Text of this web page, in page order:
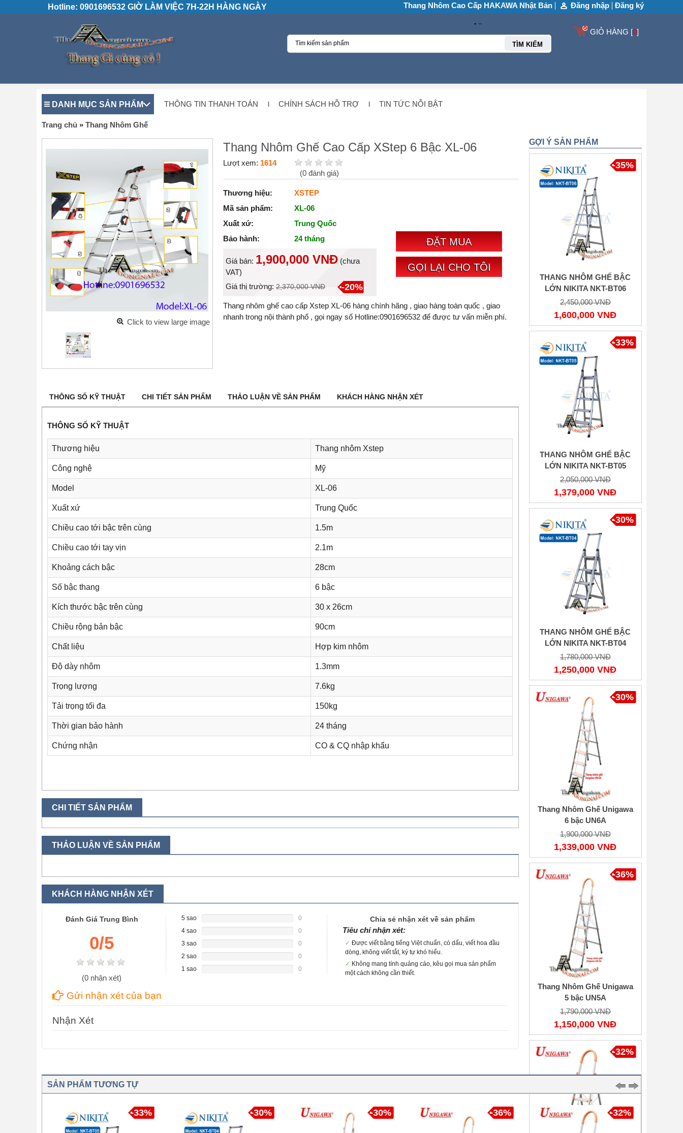
Hotline: 0901696532 GIỜ LÀM VIỆC 7H-22H HÀNG NGÀY Thang Nhôm Cao Cấp HAKAWA Nhật Bản Đăng nhập Đăng ký
GIỎ HÀNG [0]
TÌM KIẾM
DANH MỤC SẢN PHẨM THÔNG TIN THANH TOÁN CHÍNH SÁCH HỖ TRỢ TIN TỨC NỖI BẬT
Trang chủ » Thang Nhôm Ghế
Click to view large image
Thang Nhôm Ghế Cao Cấp XStep 6 Bậc XL-06
Lượt xem: 1614
(0 đánh giá)
Thương hiệu:
XSTEP
Mã sản phẩm:
XL-06
Xuất xứ:
Trung Quốc
Bảo hành:
24 tháng
Giá bán: 1,900,000 VNĐ (chưa
VAT)
Giá thị trường:2,370,000 VNĐ -20%
ĐẶT MUA
GỌI LẠI CHO TÔI
Thang nhôm ghế cao cấp Xstep XL-06 hàng chính hãng , giao hàng toàn quốc , giao
nhanh trong nội thành phố , gọi ngay số Hotline:0901696532 để được tư vấn miễn phí.
THÔNG SỐ KỸ THUẬT CHI TIẾT SẢN PHẨM THẢO LUẬN VỀ SẢN PHẨM KHÁCH HÀNG NHẬN XÉT
THÔNG SỐ KỸ THUẬT
Thương hiệu Thang nhôm Xstep
Công nghệ Mỹ
Model XL-06
Xuất xứ Trung Quốc
Chiều cao tới bậc trên cùng 1.5m
Chiều cao tới tay vịn 2.1m
Khoảng cách bậc 28cm
Số bậc thang 6 bậc
Kích thước bậc trên cùng 30 x 26cm
Chiều rộng bản bậc 90cm
Chất liệu Hợp kim nhôm
Độ dày nhôm 1.3mm
Trọng lượng 7.6kg
Tải trọng tối đa 150kg
Thời gian bảo hành 24 tháng
Chứng nhận CO & CQ nhập khẩu
CHI TIẾT SẢN PHẨM
THẢO LUẬN VỀ SẢN PHẨM
KHÁCH HÀNG NHẬN XÉT
Đánh Giá Trung Bình
0/5
(0 nhận xét)
5 sao
Complete
0
4 sao
Complete
0
3 sao
Complete
0
2 sao
Complete
0
1 sao
0
Chia sẻ nhận xét về sản phẩm
Tiêu chí nhận xét:
✓ Được viết bằng tiếng Việt chuẩn, có dấu, viết hoa đầu
dòng, không viết tắt, ký tự khó hiểu.
✓ Không mang tính quảng cáo, kêu gọi mua sản phẩm
một cách không cần thiết.
Gửi nhận xét của bạn
Nhận Xét
GỢI Ý SẢN PHẨM
THANG NHÔM GHẾ BẬC
LỚN NIKITA NKT-BT06
2,450,000 VNĐ
1,600,000 VNĐ
-35%
THANG NHÔM GHẾ BẬC
LỚN NIKITA NKT-BT05
2,050,000 VNĐ
1,379,000 VNĐ
-33%
THANG NHÔM GHẾ BẬC
LỚN NIKITA NKT-BT04
1,780,000 VNĐ
1,250,000 VNĐ
-30%
Thang Nhôm Ghế Unigawa
6 bậc UN6A
1,900,000 VNĐ
1,339,000 VNĐ
-30%
Thang Nhôm Ghế Unigawa
5 bậc UN5A
1,790,000 VNĐ
1,150,000 VNĐ
-36%
-32%
SẢN PHẨM TƯƠNG TỰ
-33% -30% -30% -36% -32%